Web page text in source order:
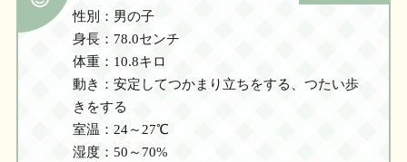
性別：男の子
身長：78.0センチ
体重：10.8キロ
動き：安定してつかまり立ちをする、つたい歩
きをする
室温：24～27℃
湿度：50～70%